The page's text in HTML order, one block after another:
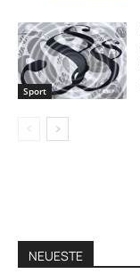
Sport
NEUESTE